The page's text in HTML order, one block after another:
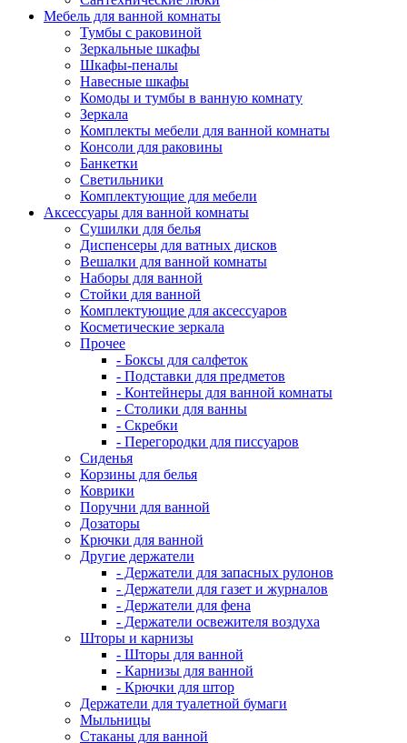
Мебель для ванной комнаты
Тумбы с раковиной
Зеркальные шкафы
Шкафы-пеналы
Навесные шкафы
Комоды и тумбы в ванную комнату
Зеркала
Комплекты мебели для ванной комнаты
Консоли для раковины
Банкетки
Светильники
Комплектующие для мебели
Аксессуары для ванной комнаты
Сушилки для белья
Диспенсеры для ватных дисков
Вешалки для ванной комнаты
Наборы для ванной
Стойки для ванной
Комплектующие для аксессуаров
Косметические зеркала
Прочее
- Боксы для салфеток
- Подставки для предметов
- Контейнеры для ванной комнаты
- Столики для ванны
- Скребки
- Перегородки для писсуаров
Сиденья
Корзины для белья
Коврики
Поручни для ванной
Дозаторы
Крючки для ванной
Другие держатели
- Держатели для запасных рулонов
- Держатели для газет и журналов
- Держатели для фена
- Держатели освежителя воздуха
Шторы и карнизы
- Шторы для ванной
- Карнизы для ванной
- Крючки для штор
Держатели для туалетной бумаги
Мыльницы
Стаканы для ванной